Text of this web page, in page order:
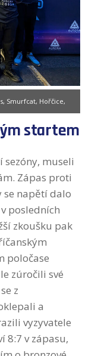
Smurfcat, Hořčice,
startem
sezóny, museli
Zápas proti
se napětí dalo
posledních
zkoušku pak
poločase
zúročili své
z
a
vyzyvatele
8:7 v zápasu,